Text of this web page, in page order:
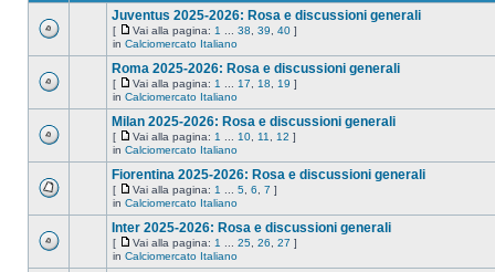
Juventus 2025-2026: Rosa e discussioni generali
[ Vai alla pagina: 1 38 39 40 ]
in Calciomercato Italiano
Roma 2025-2026: Rosa e discussioni generali
[ Vai alla pagina: 1 17 18 19 ]
in Calciomercato Italiano
Milan 2025-2026: Rosa e discussioni generali
[ Vai alla pagina: 1 10 11 12 ]
in Calciomercato Italiano
Fiorentina 2025-2026: Rosa e discussioni generali
[ Vai alla pagina: 1 5 6 7 ]
in Calciomercato Italiano
Inter 2025-2026: Rosa e discussioni generali
[ Vai alla pagina: 1 25 26 27 ]
in Calciomercato Italiano